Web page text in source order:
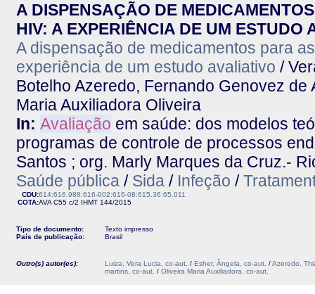
A DISPENSAÇÃO DE
HIV: A EXPERIÊNCIA DE UM ESTUDO
A dispensação de medicamentos para
experiência de um estudo avaliativo /
Botelho Azeredo, Fernando Genovez
Maria Auxiliadora Oliveira
In: Avaliação em saúde: dos modelos
programas de controle de processos
Santos ; org. Marly Marques da Cruz.-
Saúde pública / Sida / Infeção /
CDU:614:616.988:616-002:616-08:615.36:65.011
COTA:AVA C55 c/2 IHMT 144/2015
Tipo de documento:
Texto impresso
País de publicação:
Brasil
Outro(s) autor(es): Luiza, Vera Lucia, co-aut. / Esher, Ângela, co-aut. /Azeredo,
martins, co-aut. / Oliveira Maria Auxiliadora, co-aut.